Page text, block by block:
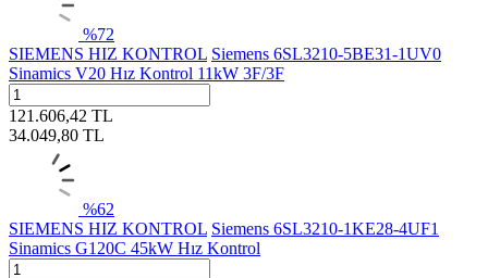
%72
SIEMENS HIZ KONTROL Siemens 6SL3210-5BE31-1UV0
Sinamics V20 Hız Kontrol 11kW 3F/3F
121.606,42 TL
34.049,80 TL
%62
SIEMENS HIZ KONTROL Siemens 6SL3210-1KE28-4UF1
Sinamics G120C 45kW Hız Kontrol